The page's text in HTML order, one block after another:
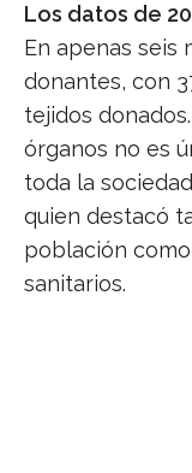
Los datos de
En apenas seis
donantes, con
tejidos
órganos no es
toda la
quien destacó
población
sanitarios.